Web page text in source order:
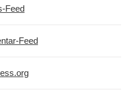
Feed
Feed